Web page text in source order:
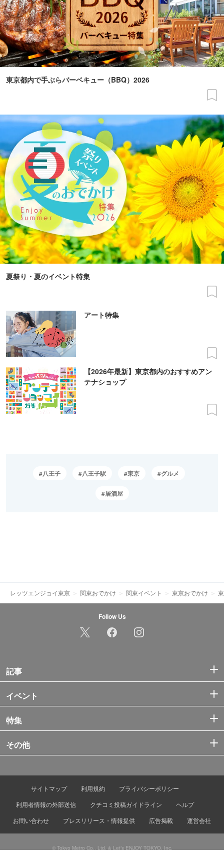
東京都内で手ぶらバーベキュー（BBQ）2026
夏祭り・夏のイベント特集
アート特集
【2026年最新】東京都内のおすすめアン
テナショップ
八王子 八王子駅 東京 グルメ
居酒屋
レッツエンジョイ東京 関東おでかけ 関東イベント 東京おでかけ
Follow Us
記事
イベント
特集
その他
サイトマップ 利用規約
プライバシーポリシー
利用者情報の外部送信
クチコミ投稿ガイドライン
ヘルプ
お問い合わせ
プレスリリース・情報提供 広告掲載 運営会社
© Tokyo Metro Co., Ltd. & Let’s ENJOY TOKYO, Inc.